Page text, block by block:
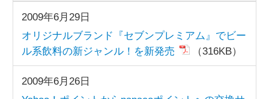
2009年6月29日
オリジナルブランド『セブンプレミアム』でビー
ル系飲料の新ジャンル！を新発売
（316KB）
2009年6月26日